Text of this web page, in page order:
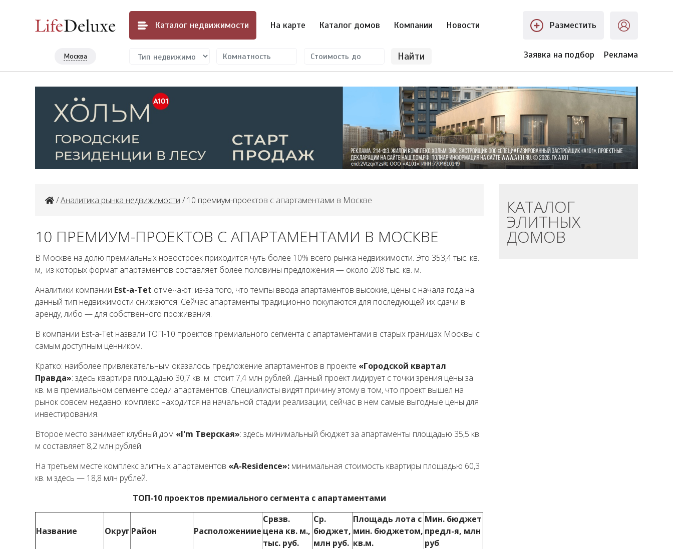
Каталог недвижимости На карте Каталог домов Компании Новости Разместить
Москва Найти Заявка на подбор Реклама
/Аналитика рынка недвижимости / 10 премиум-проектов с апартаментами в Москве
10 ПРЕМИУМ-ПРОЕКТОВ С АПАРТАМЕНТАМИ В МОСКВЕ
В Москве на долю премиальных новостроек приходится чуть более 10% всего рынка недвижимости. Это 353,4 тыс. кв.
м, из которых формат апартаментов составляет более половины предложения — около 208 тыс. кв. м.
Аналитики компании Est-a-Tet отмечают: из-за того, что темпы ввода апартаментов высокие, цены с начала года на
данный тип недвижимости снижаются. Сейчас апартаменты традиционно покупаются для последующей их сдачи в
аренду, либо — для собственного проживания.
В компании Est-a-Tet назвали ТОП-10 проектов премиального сегмента с апартаментами в старых границах Москвы с
самым доступным ценником.
Кратко: наиболее привлекательным оказалось предложение апартаментов в проекте «Городской квартал
Правда»: здесь квартира площадью 30,7 кв. м стоит 7,4 млн рублей. Данный проект лидирует с точки зрения цены за
кв. м в премиальном сегменте среди апартаментов. Специалисты видят причину этому в том, что проект вышел на
рынок совсем недавно: комплекс находится на начальной стадии реализации, сейчас в нем самые выгодные цены для
инвестирования.
Второе место занимает клубный дом «I'm Тверская»: здесь минимальный бюджет за апартаменты площадью 35,5 кв.
м составляет 8,2 млн рублей.
На третьем месте комплекс элитных апартаментов «A-Residence»: минимальная стоимость квартиры площадью 60,3
кв. м здесь — 18,8 млн рублей.
ТОП-10 проектов премиального сегмента с апартаментами
Название Округ Район Расположениие
Срвзв.
цена кв. м.,
тыс. руб.
Ср.
бюджет,
млн руб.
Площадь лота с
мин. бюджетом,
кв.м.
Мин. бюджет
предл-я, млн
руб.
КАТАЛОГ
ЭЛИТНЫХ
ДОМОВ